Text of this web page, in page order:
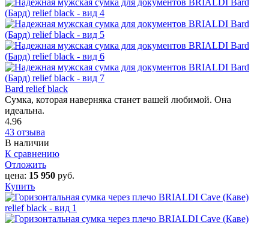
Bard relief black
Сумка, которая наверняка станет вашей любимой. Она
идеальна.
4.96
43 отзыва
В наличии
К сравнению
Отложить
цена: 15 950 руб.
Купить